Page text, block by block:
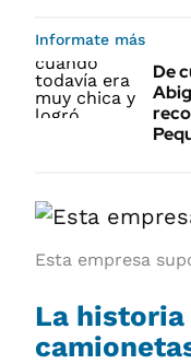
Informate más
De
Esta empresa
La historia